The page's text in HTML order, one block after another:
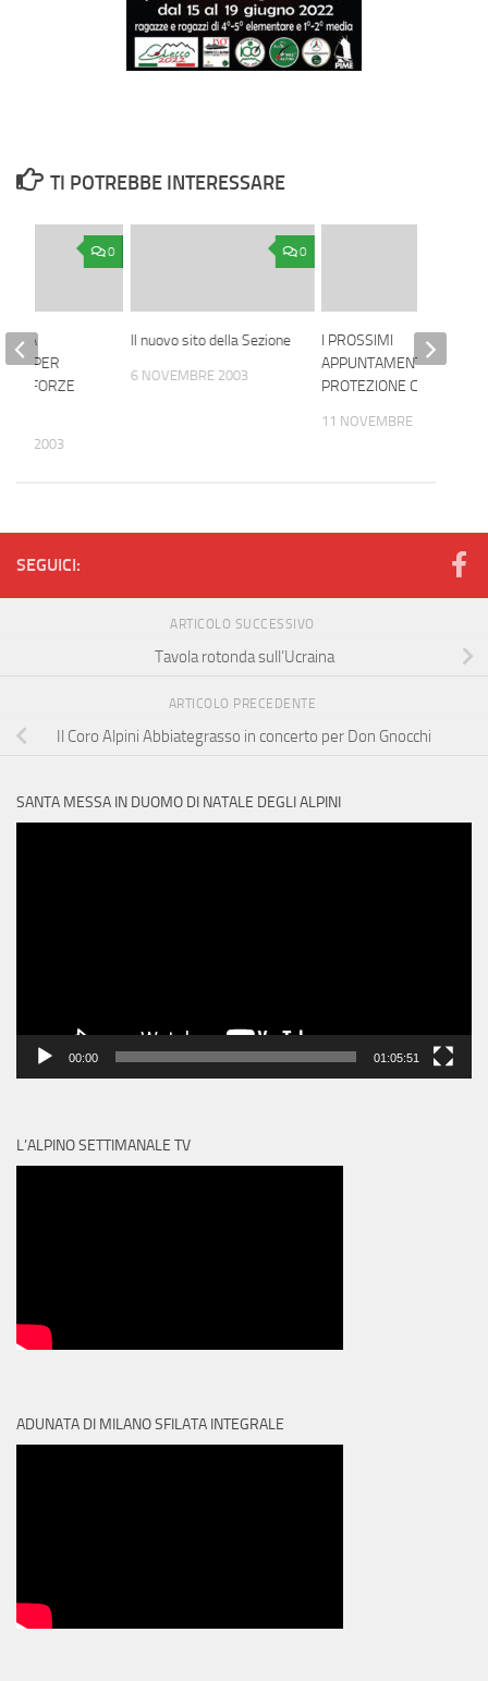
TI POTREBBE INTERESSARE
0
Il nuovo sito della Sezione
6 NOVEMBRE 2003
I PROSSIMI
APPUNTAMENTI DELLA
PROTEZIONE CIVILE
11 NOVEMBRE 2003
0
LA
PER
FORZE
2003
SEGUICI:
ARTICOLO SUCCESSIVO
Tavola rotonda sull’Ucraina
ARTICOLO PRECEDENTE
Il Coro Alpini Abbiategrasso in concerto per Don Gnocchi
SANTA MESSA IN DUOMO DI NATALE DEGLI ALPINI
00:00 01:05:51
L’ALPINO SETTIMANALE TV
ADUNATA DI MILANO SFILATA INTEGRALE